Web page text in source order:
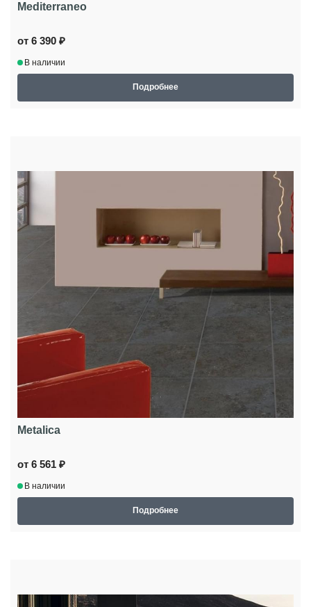
Mediterraneo
от 6 390 ₽
В наличии
Подробнее
Metalica
от 6 561 ₽
В наличии
Подробнее